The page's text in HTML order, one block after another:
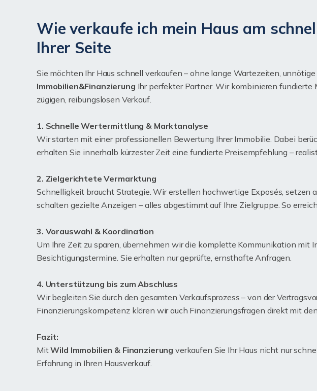
Wie verkaufe ich mein Haus am
Ihrer Seite
Sie möchten Ihr Haus schnell verkaufen – ohne lange Wartezeiten,
Immobilien&Finanzierung Ihr perfekter Partner. Wir kombinieren
zügigen, reibungslosen Verkauf.
1. Schnelle Wertermittlung & Marktanalyse
Wir starten mit einer professionellen Bewertung Ihrer Immobilie. Dabei
erhalten Sie innerhalb kürzester Zeit eine fundierte Preisempfehlung –
2. Zielgerichtete Vermarktung
Schnelligkeit braucht Strategie. Wir erstellen hochwertige Exposés,
schalten gezielte Anzeigen – alles abgestimmt auf Ihre Zielgruppe. So
3. Vorauswahl & Koordination
Um Ihre Zeit zu sparen, übernehmen wir die komplette Kommunikation mit
Besichtigungstermine. Sie erhalten nur geprüfte, ernsthafte Anfragen.
4. Unterstützung bis zum Abschluss
Wir begleiten Sie durch den gesamten Verkaufsprozess – von der
Finanzierungskompetenz klären wir auch Finanzierungsfragen direkt mit
Fazit:
MitWild Immobilien & Finanzierung verkaufen Sie Ihr Haus nicht nur
Erfahrung in Ihren Hausverkauf.